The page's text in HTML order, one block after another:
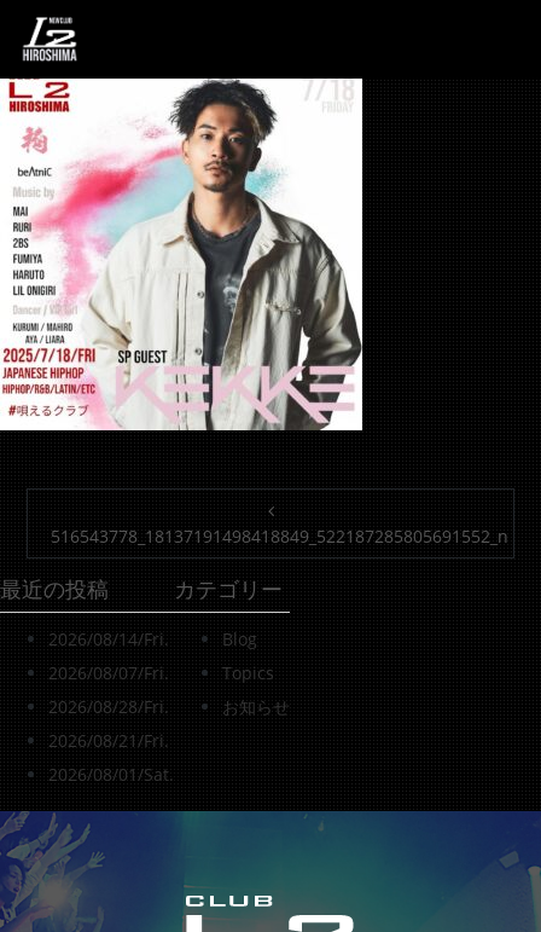
投稿ナビゲーション
516543778_18137191498418849_522187285805691552_n
最近の投稿
2026/08/14/Fri.
2026/08/07/Fri.
2026/08/28/Fri.
2026/08/21/Fri.
2026/08/01/Sat.
カテゴリー
Blog
Topics
お知らせ